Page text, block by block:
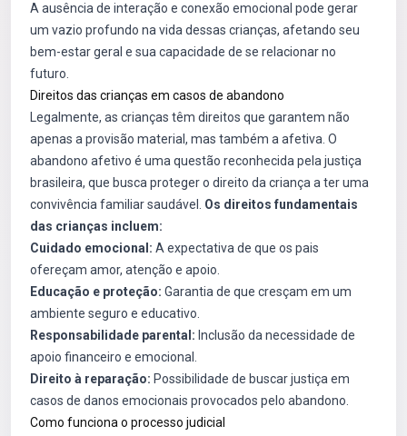
A ausência de interação e conexão emocional pode gerar
um vazio profundo na vida dessas crianças, afetando seu
bem-estar geral e sua capacidade de se relacionar no
futuro.
Direitos das crianças em casos de abandono
Legalmente, as crianças têm direitos que garantem não
apenas a provisão material, mas também a afetiva. O
abandono afetivo é uma questão reconhecida pela justiça
brasileira, que busca proteger o direito da criança a ter uma
convivência familiar saudável. Os direitos fundamentais
das crianças incluem:
Cuidado emocional: A expectativa de que os pais
ofereçam amor, atenção e apoio.
Educação e proteção: Garantia de que cresçam em um
ambiente seguro e educativo.
Responsabilidade parental: Inclusão da necessidade de
apoio financeiro e emocional.
Direito à reparação: Possibilidade de buscar justiça em
casos de danos emocionais provocados pelo abandono.
Como funciona o processo judicial